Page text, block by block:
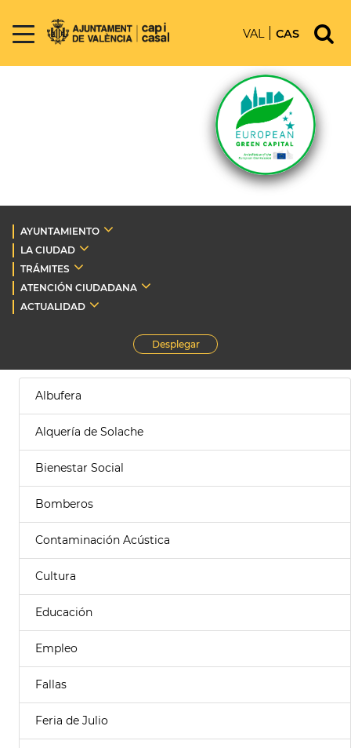
VAL CAS
AYUNTAMIENTO
LA CIUDAD
TRÁMITES
ATENCIÓN CIUDADANA
ACTUALIDAD
Desplegar
Albufera
Alquería de Solache
Bienestar Social
Bomberos
Contaminación Acústica
Cultura
Educación
Empleo
Fallas
Feria de Julio